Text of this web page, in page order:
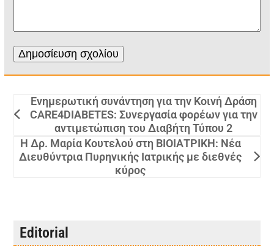
Ενημερωτική συνάντηση για την Κοινή Δράση
CARE4DIABETES: Συνεργασία φορέων για την
αντιμετώπιση του Διαβήτη Τύπου 2
Η Δρ. Μαρία Κουτελού στη ΒΙΟΙΑΤΡΙΚΗ: Νέα
Διευθύντρια Πυρηνικής Ιατρικής με διεθνές
κύρος
Editorial